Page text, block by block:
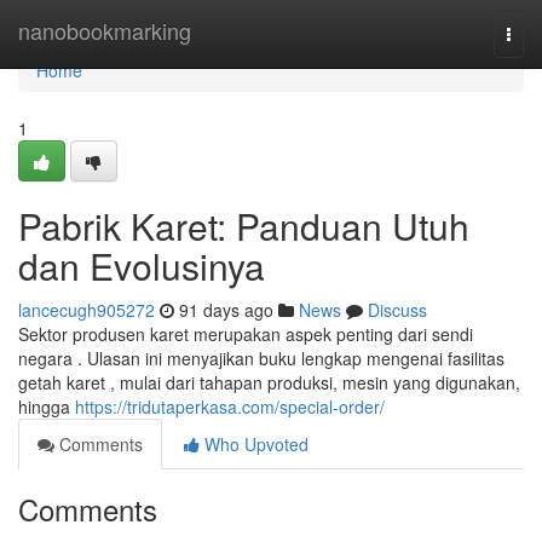
nanobookmarking
Home
Home
1
Pabrik Karet: Panduan Utuh
dan Evolusinya
lancecugh905272 91 days ago News
Discuss
Sektor produsen karet merupakan aspek penting dari sendi
negara . Ulasan ini menyajikan buku lengkap mengenai fasilitas
getah karet , mulai dari tahapan produksi, mesin yang digunakan,
hingga https://tridutaperkasa.com/special-order/
Comments
Who Upvoted
Comments